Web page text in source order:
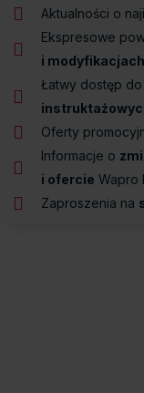
Aktualności o
Ekspresowe
i
Łatwy dostęp
Oferty
Informacje o
i ofercie Wapro
Zaproszenia na